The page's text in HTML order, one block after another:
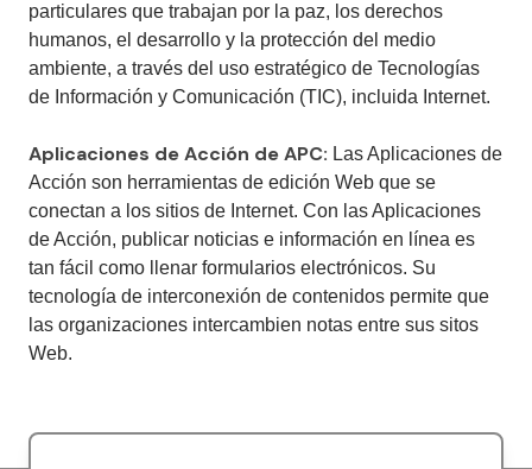
particulares que trabajan por la paz, los derechos
humanos, el desarrollo y la protección del medio
ambiente, a través del uso estratégico de Tecnologías
de Información y Comunicación (TIC), incluida Internet.
Aplicaciones de Acción de APC: Las Aplicaciones de
Acción son herramientas de edición Web que se
conectan a los sitios de Internet. Con las Aplicaciones
de Acción, publicar noticias e información en línea es
tan fácil como llenar formularios electrónicos. Su
tecnología de interconexión de contenidos permite que
las organizaciones intercambien notas entre sus sitos
Web.